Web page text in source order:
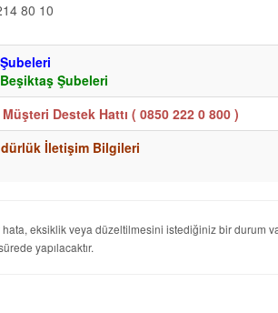
80 10
Şubeleri
Destek Hattı ( 0850 222 0 800 )
İletişim Bilgileri
eksiklik veya düzeltilmesini istediğiniz bir durum
yapılacaktır.